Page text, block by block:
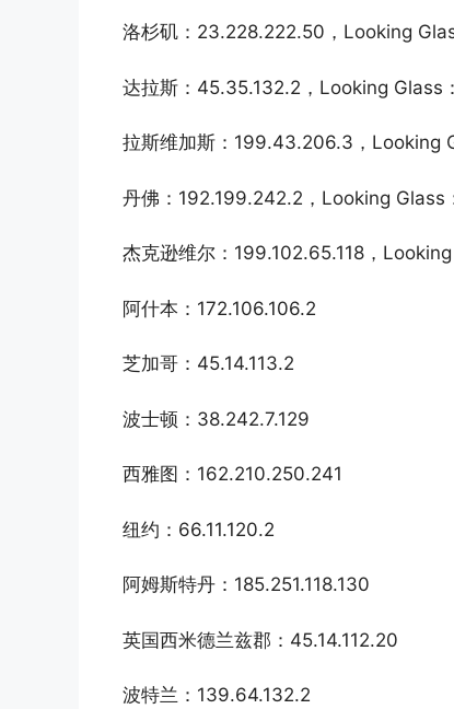
洛杉矶：23.228.222.50，Looking
达拉斯：45.35.132.2，Looking Glass
拉斯维加斯：199.43.206.3，Looking
丹佛：192.199.242.2，Looking
杰克逊维尔：199.102.65.118，
阿什本：172.106.106.2
芝加哥：45.14.113.2
波士顿：38.242.7.129
西雅图：162.210.250.241
纽约：66.11.120.2
阿姆斯特丹：185.251.118.130
英国西米德兰兹郡：45.14.112.20
波特兰：139.64.132.2